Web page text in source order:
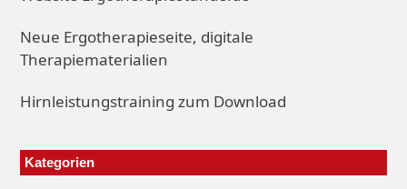
Neue Ergotherapieseite, digitale
Therapiematerialien
Hirnleistungstraining zum Download
Kategorien